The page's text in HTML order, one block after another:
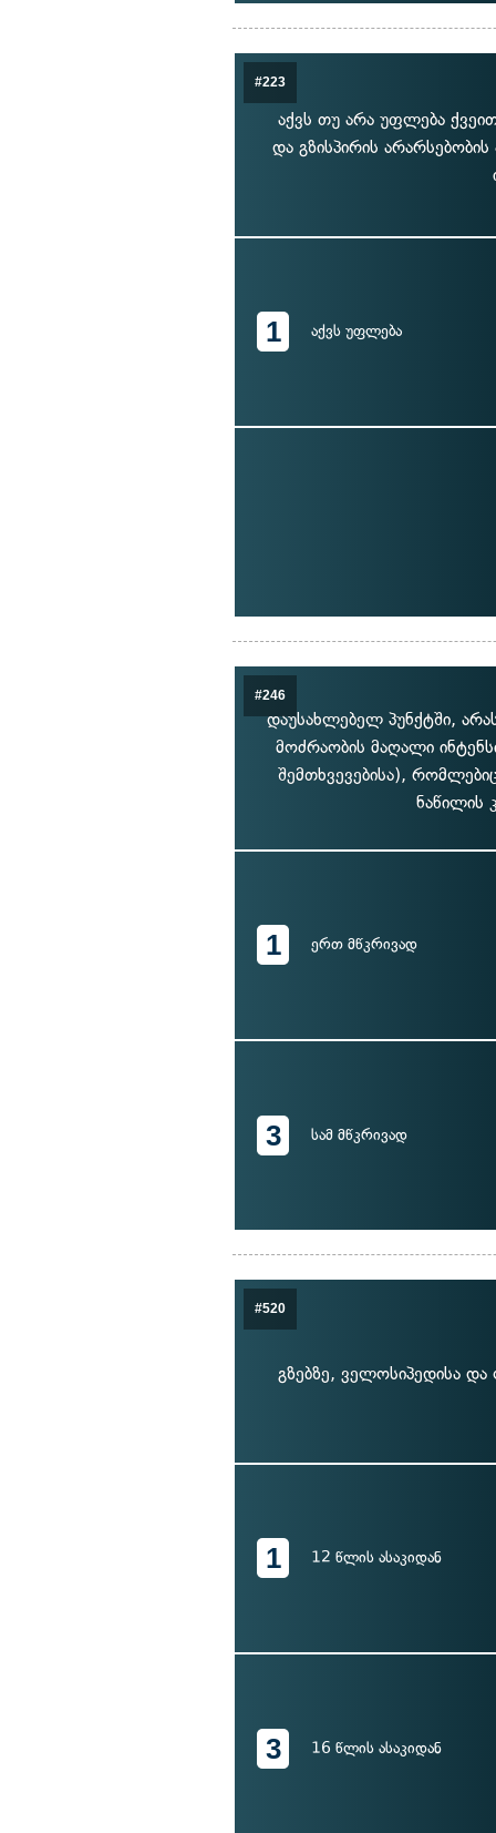
#223
აქვს თუ არა უფლება
და გზისპირის
1 აქვს უფლება
#246
დაუსახლებელ პუნქტში,
მოძრაობის მაღალი
შემთხვევებისა),
ნაწილის
1 ერთ მწკრივად
3 სამ მწკრივად
#520
გზებზე, ველოსიპედისა
1 12 წლის ასაკიდან
3 16 წლის ასაკიდან